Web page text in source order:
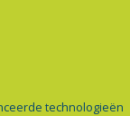
technologieën